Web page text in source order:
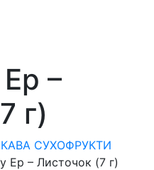
–
г)
СУХОФРУКТИ
Ер – Листочок (7 г)